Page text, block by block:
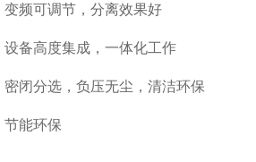
变频可调节，分离效果好
设备高度集成，一体化工作
密闭分选，负压无尘，清洁环保
节能环保